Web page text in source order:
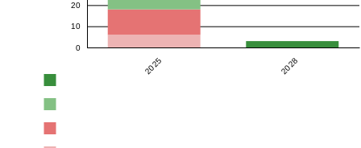
0
10
20
2025 2028